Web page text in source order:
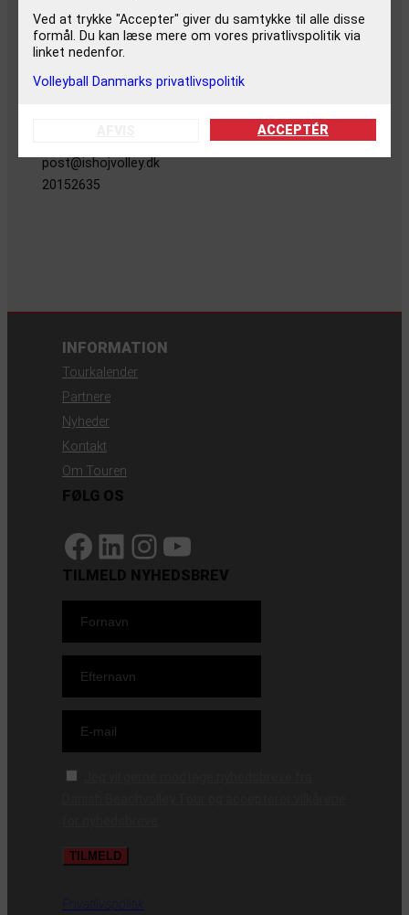
post@ishojvolley.dk
20152635
INFORMATION
Tourkalender
Partnere
Nyheder
Kontakt
Om Touren
FØLG OS
https://www.facebook.com/danishbeachvolleytour LinkedIn Instagram YouTube
TILMELD NYHEDSBREV
Privatlivspolitik
Ved at trykke "Accepter" giver du samtykke til alle disse
formål. Du kan læse mere om vores privatlivspolitik via
linket nedenfor.
Volleyball Danmarks privatlivspolitik
ACCEPTÉR